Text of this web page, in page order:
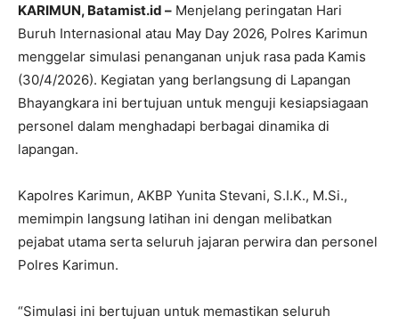
KARIMUN, Batamist.id – Menjelang peringatan Hari
Buruh Internasional atau May Day 2026, Polres Karimun
menggelar simulasi penanganan unjuk rasa pada Kamis
(30/4/2026). Kegiatan yang berlangsung di Lapangan
Bhayangkara ini bertujuan untuk menguji kesiapsiagaan
personel dalam menghadapi berbagai dinamika di
lapangan.
Kapolres Karimun, AKBP Yunita Stevani, S.I.K., M.Si.,
memimpin langsung latihan ini dengan melibatkan
pejabat utama serta seluruh jajaran perwira dan personel
Polres Karimun.
“Simulasi ini bertujuan untuk memastikan seluruh